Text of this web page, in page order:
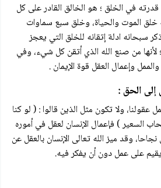
قدرته في الخلق ؛ هو الخالق القادر على كل
خلق الموت والحياة، وخلق سبع سماوات
ادلة إتقانه للخلق التي يعجز
لأنها من صنع الله الذي أتقن كل شيء، وفي
وإعمال العقل قوة الإيمان .
الحق :
عقولنا، ولا تكون مثل الذين قالوا : ( لو كنا
السعير ) فإعمال الإنسان لعقل في أموره
نجاحا، وقد ميز الله تعالى الإنسان بالعقل عن
يقيم على عمل دون أن يفكر فيه.